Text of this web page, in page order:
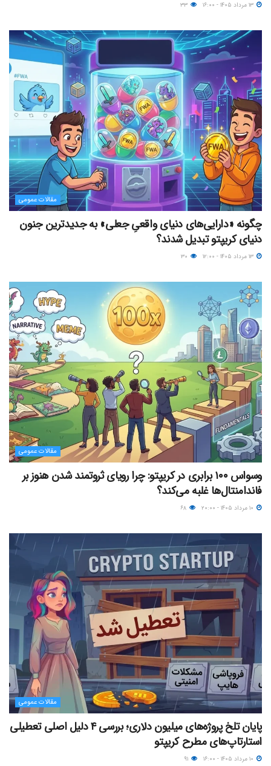
مقالات عمومی
چگونه «دارایی‌های دنیای واقعیِ جعلی» به جدیدترین جنون
دنیای کریپتو تبدیل شدند؟
مقالات عمومی
وسواس ۱۰۰ برابری در کریپتو: چرا رویای ثروتمند شدن هنوز بر
فاندامنتال‌ها غلبه می‌کند؟
مقالات عمومی
پایان تلخ پروژه‌های میلیون دلاری؛ بررسی ۴ دلیل اصلی تعطیلی
استارتاپ‌های مطرح کریپتو